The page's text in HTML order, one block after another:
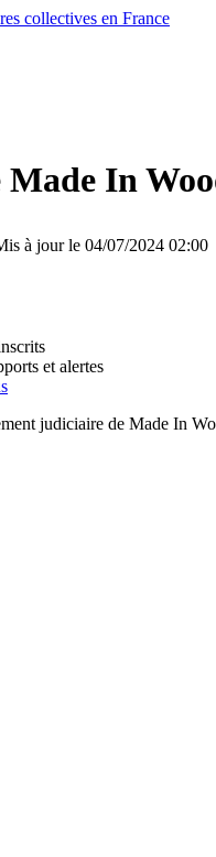
collectives en France
Made In
à jour le 04/07/2024 02:00
et alertes
judiciaire de Made In